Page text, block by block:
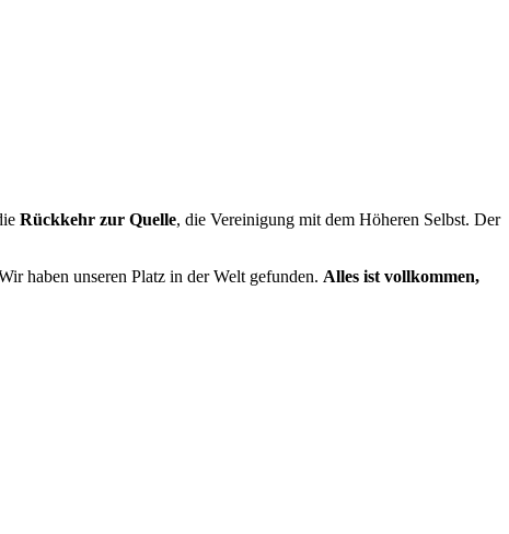
Rückkehr zur Quelle, die Vereinigung mit dem Höheren Selbst. Der
haben unseren Platz in der Welt gefunden. Alles ist vollkommen,